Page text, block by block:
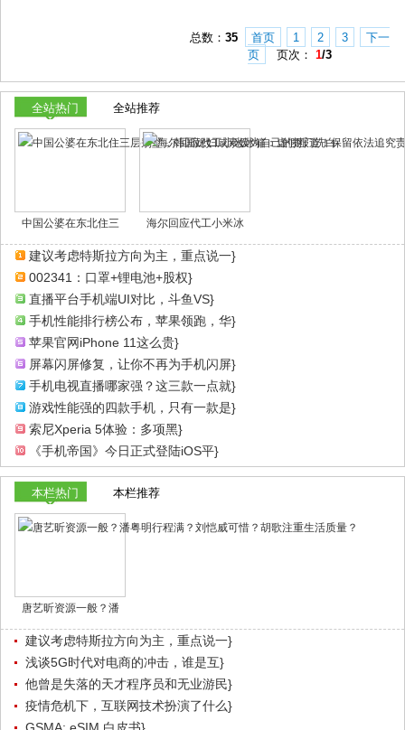
总数： 35 首页 1 2 3
下一
页
页次： 1/3
全站热门 全站推荐
中国公婆在东北住三 海尔回应代工小米冰
建议考虑特斯拉方向为主，重点说一}
002341：口罩+锂电池+股权}
直播平台手机端UI对比，斗鱼VS}
手机性能排行榜公布，苹果领跑，华}
苹果官网iPhone 11这么贵}
屏幕闪屏修复，让你不再为手机闪屏}
手机电视直播哪家强？这三款一点就}
游戏性能强的四款手机，只有一款是}
索尼Xperia 5体验：多项黑}
《手机帝国》今日正式登陆iOS平}
本栏热门 本栏推荐
唐艺昕资源一般？潘
建议考虑特斯拉方向为主，重点说一}
浅谈5G时代对电商的冲击，谁是互}
他曾是失落的天才程序员和无业游民}
疫情危机下，互联网技术扮演了什么}